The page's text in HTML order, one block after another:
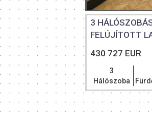
LAKÁS
3
FELÚJÍTOTT
430 727 EUR
3
Hálószoba